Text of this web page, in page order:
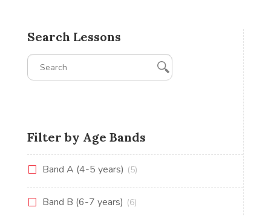
Search Lessons
Filter by Age Bands
Band A (4-5 years) (5)
Band B (6-7 years) (6)